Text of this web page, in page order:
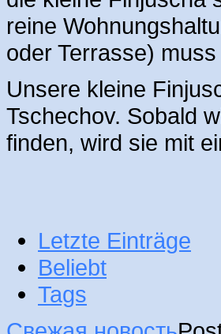
reine
oder Terrasse)
Unsere kleine
Tschechov. Sobald
finden, wird sie mit
Letzte Einträge
Beliebt
Tags